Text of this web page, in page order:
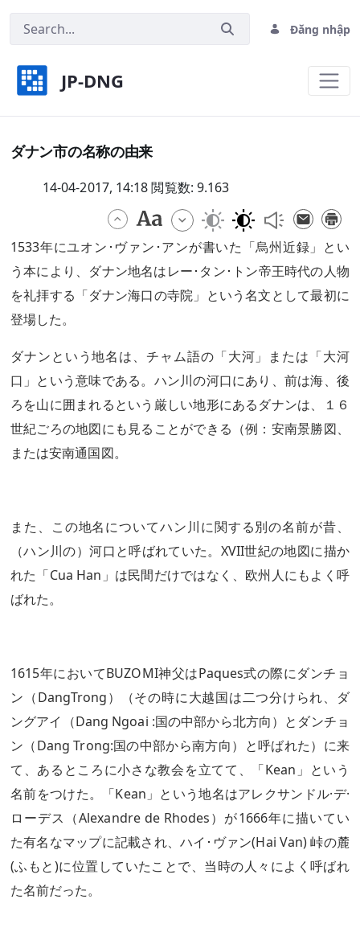
Đăng nhập
JP-DNG
ダナン市の名称の由来
14-04-2017, 14:18 閲覧数: 9.163
1533年にユオン･ヴァン･アンが書いた「烏州近録」とい
う本により、ダナン地名はレー･タン･トン帝王時代の人物
を礼拝する「ダナン海口の寺院」という名文として最初に
登場した。
ダナンという地名は、チャム語の「大河」または「大河
口」という意味である。ハン川の河口にあり、前は海、後
ろを山に囲まれるという厳しい地形にあるダナンは、１６
世紀ごろの地図にも見ることができる（例：安南景勝図、
または安南通国図。
また、この地名についてハン川に関する別の名前が昔、
（ハン川の）河口と呼ばれていた。XVII世紀の地図に描か
れた「Cua Han」は民間だけではなく、欧州人にもよく呼
ばれた。
1615年においてBUZOMI神父はPaques式の際にダンチョ
ン（DangTrong）（その時に大越国は二つ分けられ、ダ
ングアイ（Dang Ngoai :国の中部から北方向）とダンチョ
ン（Dang Trong:国の中部から南方向）と呼ばれた）に来
て、あるところに小さな教会を立てて、「Kean」という
名前をつけた。「Kean」という地名はアレクサンドル·デ·
ローデス（Alexandre de Rhodes）が1666年に描いてい
た有名なマップに記載され、ハイ･ヴァン(Hai Van) 峠の麓
(ふもと)に位置していたことで、当時の人々によく呼ばれ
た名前だった。